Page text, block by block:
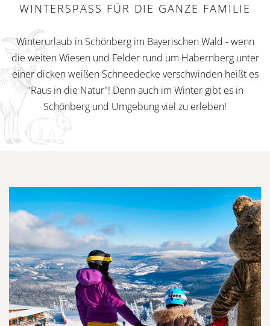
WINTERSPASS FÜR DIE GANZE FAMILIE
Winterurlaub in Schönberg im Bayerischen Wald - wenn
die weiten Wiesen und Felder rund um Habernberg unter
einer dicken weißen Schneedecke verschwinden heißt es
"Raus in die Natur"! Denn auch im Winter gibt es in
Schönberg und Umgebung viel zu erleben!